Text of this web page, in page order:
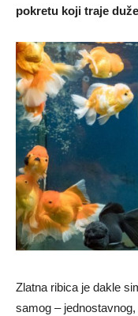
pokretu koji traje
Zlatna ribica je dakle
samog –